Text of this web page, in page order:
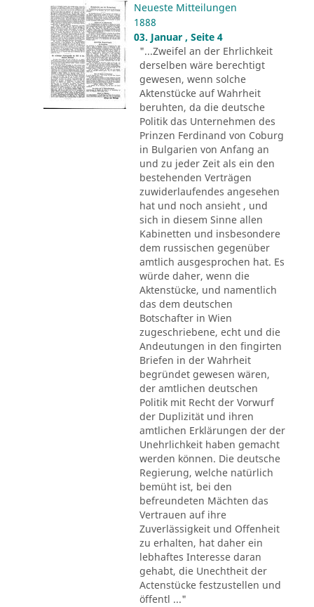
Neueste Mitteilungen
1888
03. Januar , Seite 4
"...Zweifel an der Ehrlichkeit
derselben wäre berechtigt
gewesen, wenn solche
Aktenstücke auf Wahrheit
beruhten, da die deutsche
Politik das Unternehmen des
Prinzen Ferdinand von Coburg
in Bulgarien von Anfang an
und zu jeder Zeit als ein den
bestehenden Verträgen
zuwiderlaufendes angesehen
hat und noch ansieht , und
sich in diesem Sinne allen
Kabinetten und insbesondere
dem russischen gegenüber
amtlich ausgesprochen hat. Es
würde daher, wenn die
Aktenstücke, und namentlich
das dem deutschen
Botschafter in Wien
zugeschriebene, echt und die
Andeutungen in den fingirten
Briefen in der Wahrheit
begründet gewesen wären,
der amtlichen deutschen
Politik mit Recht der Vorwurf
der Duplizität und ihren
amtlichen Erklärungen der der
Unehrlichkeit haben gemacht
werden können. Die deutsche
Regierung, welche natürlich
bemüht ist, bei den
befreundeten Mächten das
Vertrauen auf ihre
Zuverlässigkeit und Offenheit
zu erhalten, hat daher ein
lebhaftes Interesse daran
gehabt, die Unechtheit der
Actenstücke festzustellen und
öffentl ..."